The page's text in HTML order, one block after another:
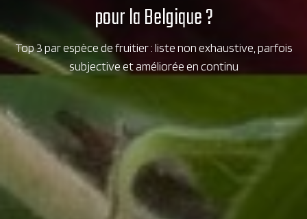
pour la Belgique ?
Top 3 par espèce de fruitier : liste non exhaustive, parfois
subjective et améliorée en continu